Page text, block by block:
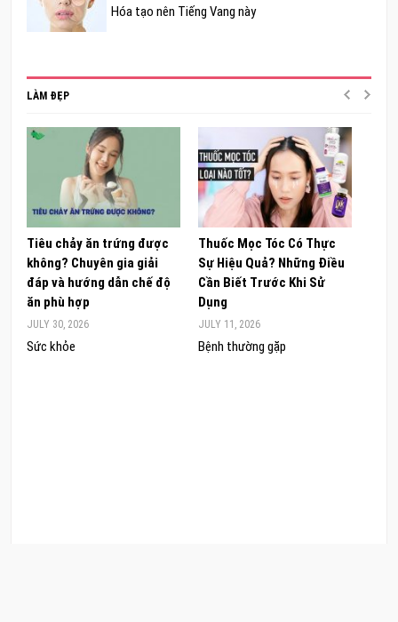
Hóa tạo nên Tiếng Vang này
LÀM ĐẸP
Tiêu chảy ăn trứng được
không? Chuyên gia giải
đáp và hướng dẫn chế độ
ăn phù hợp
JULY 30, 2026
Sức khỏe
Thuốc Mọc Tóc Có Thực
Sự Hiệu Quả? Những Điều
Cần Biết Trước Khi Sử
Dụng
JULY 11, 2026
Bệnh thường gặp